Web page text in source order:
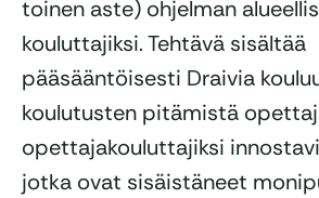
toinen aste) ohjelman
kouluttajiksi. Tehtävä sisältää
pääsääntöisesti Draivia
koulutusten pitämistä
opettajakouluttajiksi
jotka ovat sisäistäneet